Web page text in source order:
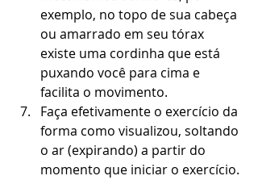
exemplo, no topo de sua cabeça
ou amarrado em seu tórax
existe uma cordinha que está
puxando você para cima e
facilita o movimento.
Faça efetivamente o exercício da
forma como visualizou, soltando
o ar (expirando) a partir do
momento que iniciar o exercício.